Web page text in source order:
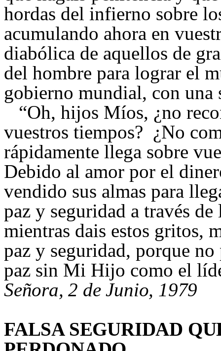
hordas del infierno sobre
acumulando ahora en
diabólica de aquellos de
del hombre para lograr el
gobierno mundial, con
“Oh, hijos Míos, ¿no
vuestros tiempos? ¿No
rápidamente llega sobre
Debido al amor por el
vendido sus almas para
paz y seguridad a través
mientras dais estos gritos,
paz y seguridad, porque
paz sin Mi Hijo como el
Señora, 2 de Junio, 1979
FALSA SEGURIDAD